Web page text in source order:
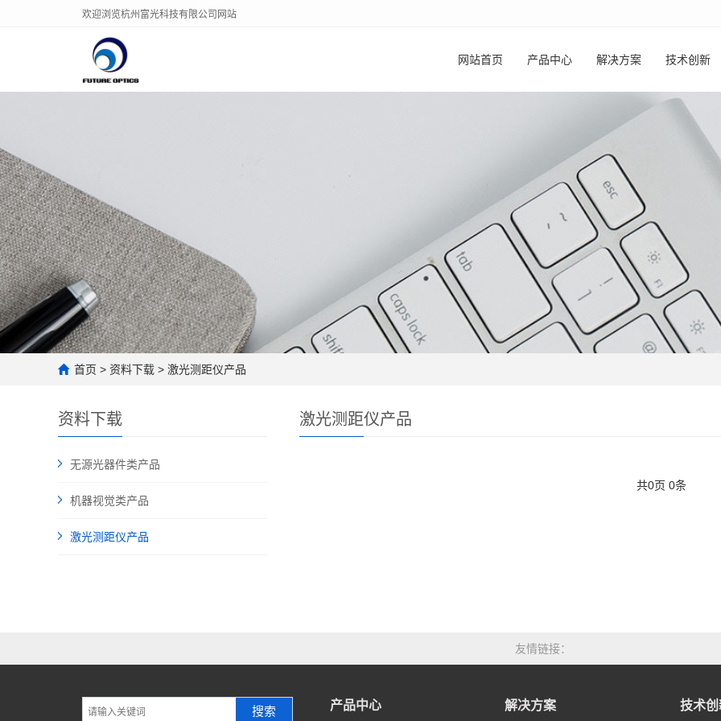
欢迎浏览杭州富光科技有限公司网站
网站首页 产品中心 解决方案 技术创新
首页 > 资料下载 > 激光测距仪产品
资料下载
无源光器件类产品
机器视觉类产品
激光测距仪产品
激光测距仪产品
共0页 0条
友情链接
搜索 产品中心 解决方案 技术创